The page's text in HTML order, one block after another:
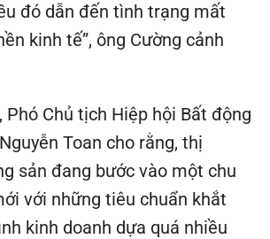
đó dẫn đến tình trạng mất
kinh tế”, ông Cường cảnh
Phó Chủ tịch Hiệp hội Bất động
Toan cho rằng, thị
sản đang bước vào một chu
với những tiêu chuẩn khắt
kinh doanh dựa quá nhiều